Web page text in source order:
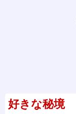
好きな秘境